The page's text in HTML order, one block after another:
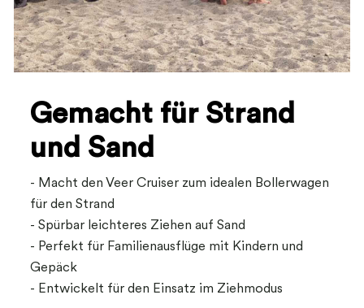
Gemacht für Strand
und Sand
- Macht den Veer Cruiser zum idealen Bollerwagen
für den Strand
- Spürbar leichteres Ziehen auf Sand
- Perfekt für Familienausflüge mit Kindern und
Gepäck
- Entwickelt für den Einsatz im Ziehmodus